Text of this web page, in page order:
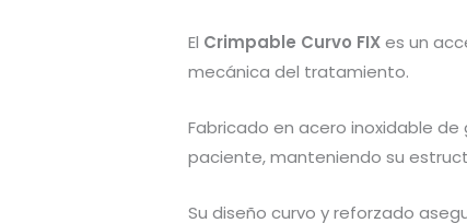
El Crimpable Curvo FIXes un
mecánica del tratamiento.
Fabricado en acero inoxidable
paciente, manteniendo su
Su diseño curvo y reforzado